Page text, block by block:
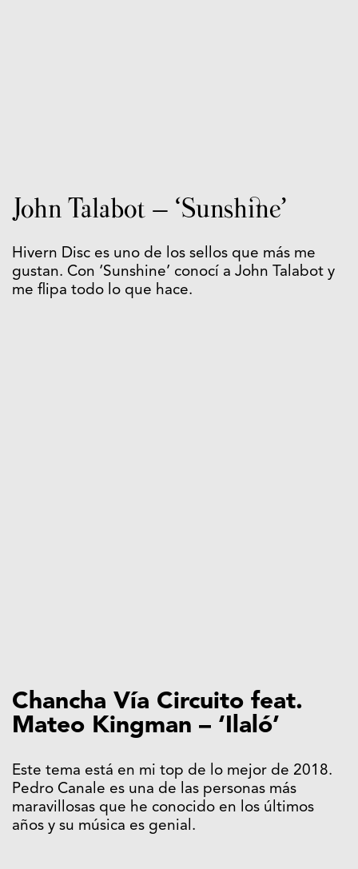
John Talabot – ‘Sunshine’
Hivern Disc es uno de los sellos que más me
gustan. Con ‘Sunshine’ conocí a John Talabot y
me flipa todo lo que hace.
Chancha Vía Circuito feat.
Mateo Kingman – ‘Ilaló’
Este tema está en mi top de lo mejor de 2018.
Pedro Canale es una de las personas más
maravillosas que he conocido en los últimos
años y su música es genial.